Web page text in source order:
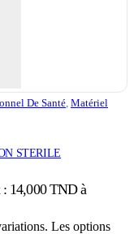
De Santé, Matériel
STERILE
: 14,000 TND à
Les options